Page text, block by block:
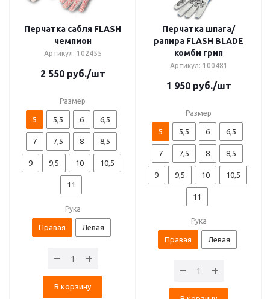
Перчатка сабля FLASH
чемпион
Артикул: 102455
2 550руб./шт
Размер
5 5,5 6 6,5
7 7,5 8 8,5
9 9,5 10 10,5
11
Рука
Правая Левая
В корзину
Перчатка шпага/
рапира FLASH BLADE
комби грип
Артикул: 100481
1 950руб./шт
Размер
5 5,5 6 6,5
7 7,5 8 8,5
9 9,5 10 10,5
11
Рука
Правая Левая